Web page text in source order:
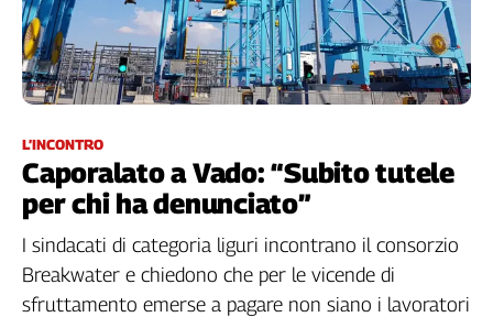
Diritti
Welfare
Italia
Internazionale
Categorie
Filcams
Filctem
Fillea
Filt
L’INCONTRO
Caporalato a Vado: “Subito tutele
per chi ha denunciato”
I sindacati di categoria liguri incontrano il consorzio
Breakwater e chiedono che per le vicende di
sfruttamento emerse a pagare non siano i lavoratori